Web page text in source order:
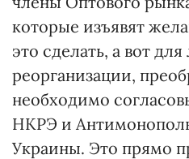
которые изъявят
это сделать, а вот
реорганизации,
необходимо
НКРЭ и
Украины. Это прямо